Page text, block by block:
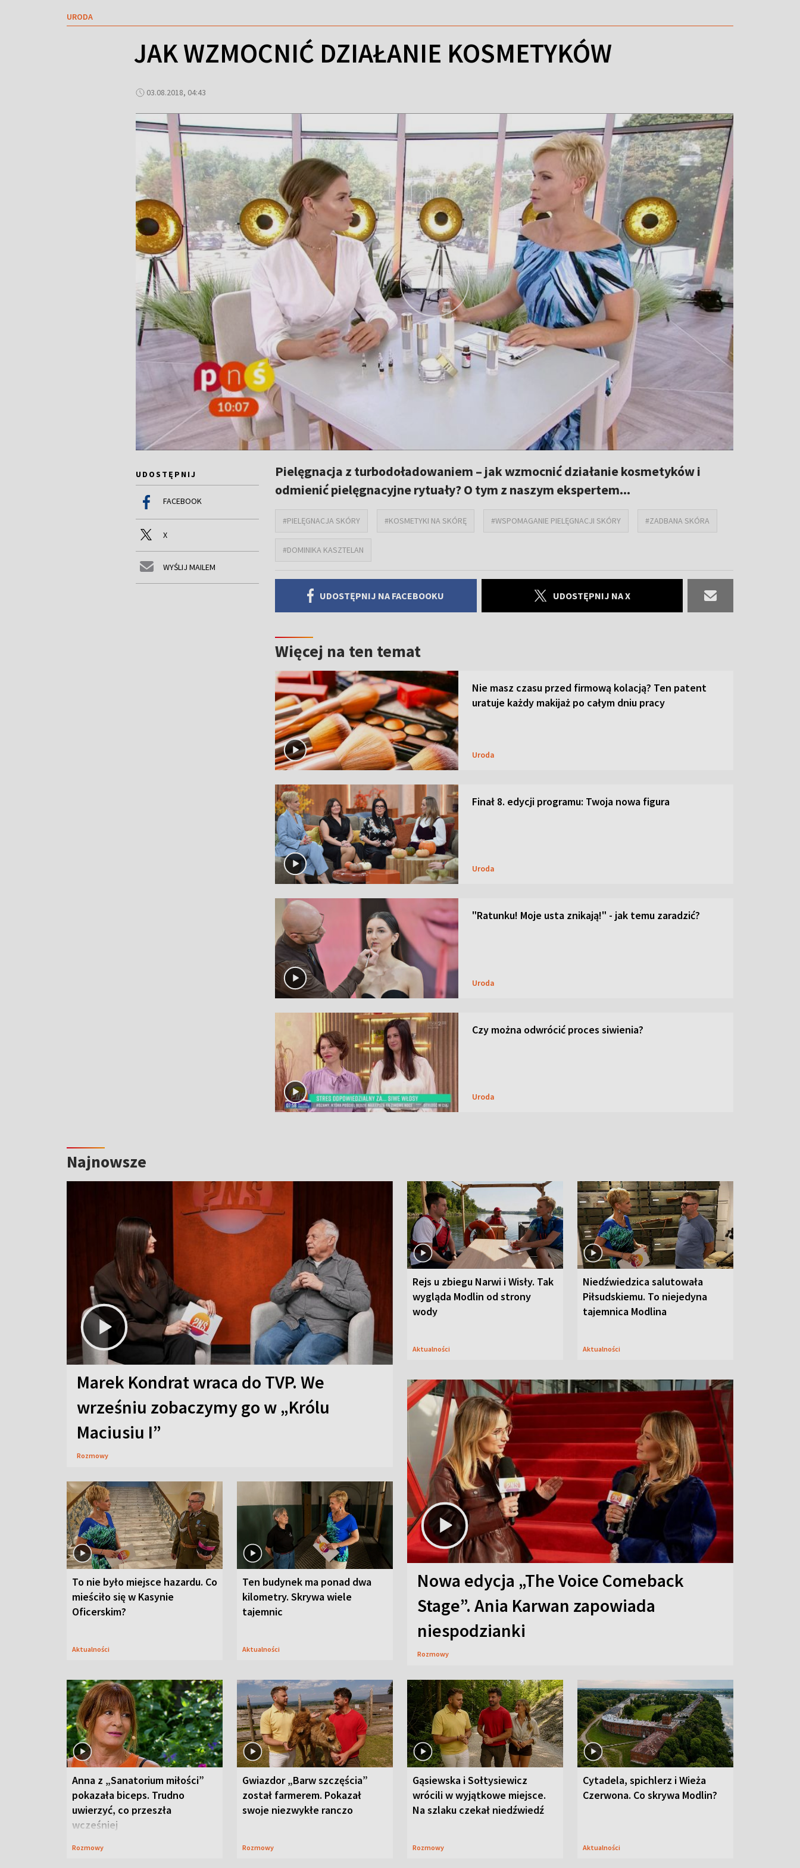
URODA
JAK WZMOCNIĆ DZIAŁANIE KOSMETYKÓW
03.08.2018, 04:43
UDOSTĘPNIJ
FACEBOOK
X
WYŚLIJ MAILEM
Pielęgnacja z turbodoładowaniem – jak wzmocnić działanie kosmetyków i
odmienić pielęgnacyjne rytuały? O tym z naszym ekspertem...
#PIELĘGNACJA SKÓRY #KOSMETYKI NA SKÓRĘ #WSPOMAGANIE PIELĘGNACJI SKÓRY #ZADBANA SKÓRA
#DOMINIKA KASZTELAN
UDOSTĘPNIJ NA FACEBOOKU UDOSTĘPNIJ NA X
Więcej na ten temat
Nie masz czasu przed firmową kolacją? Ten patent
uratuje każdy makijaż po całym dniu pracy
Uroda
Finał 8. edycji programu: Twoja nowa figura
Uroda
"Ratunku! Moje usta znikają!" - jak temu zaradzić?
Uroda
Czy można odwrócić proces siwienia?
Uroda
Najnowsze
Marek Kondrat wraca do TVP. We
wrześniu zobaczymy go w „Królu
Maciusiu I”
Rozmowy
Rejs u zbiegu Narwi i Wisły. Tak
wygląda Modlin od strony
wody
Aktualności
Niedźwiedzica salutowała
Piłsudskiemu. To niejedyna
tajemnica Modlina
Aktualności
To nie było miejsce hazardu. Co
mieściło się w Kasynie
Oficerskim?
Aktualności
Ten budynek ma ponad dwa
kilometry. Skrywa wiele
tajemnic
Aktualności
Nowa edycja „The Voice Comeback
Stage”. Ania Karwan zapowiada
niespodzianki
Rozmowy
Anna z „Sanatorium miłości”
pokazała biceps. Trudno
uwierzyć, co przeszła
wcześniej
Rozmowy
Gwiazdor „Barw szczęścia”
został farmerem. Pokazał
swoje niezwykłe ranczo
Rozmowy
Gąsiewska i Sołtysiewicz
wrócili w wyjątkowe miejsce.
Na szlaku czekał niedźwiedź
Rozmowy
Cytadela, spichlerz i Wieża
Czerwona. Co skrywa Modlin?
Aktualności